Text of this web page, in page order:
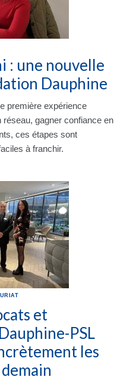
: une nouvelle
Dauphine
première expérience
gagner confiance en
ces étapes sont
à franchir.
et
PSL
les